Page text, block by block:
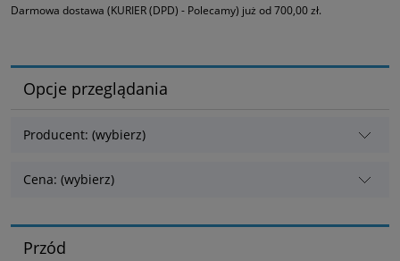
Darmowa dostawa (KURIER (DPD) - Polecamy) już od 700,00 zł.
Opcje przeglądania
Producent: (wybierz)
Cena: (wybierz)
Przód